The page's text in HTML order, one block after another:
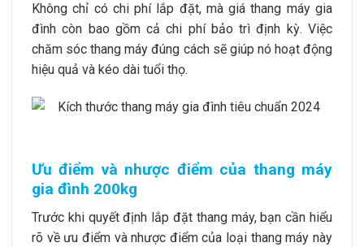
Không chỉ có chi phí lắp đặt, mà giá thang máy gia
đình còn bao gồm cả chi phí bảo trì định kỳ. Việc
chăm sóc thang máy đúng cách sẽ giúp nó hoạt động
hiệu quả và kéo dài tuổi thọ.
Ưu điểm và nhược điểm của thang máy
gia đình 200kg
Trước khi quyết định lắp đặt thang máy, bạn cần hiểu
rõ về ưu điểm và nhược điểm của loại thang máy này